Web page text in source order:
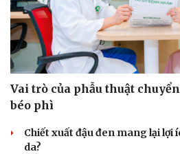
Vai trò của phẫu thuật
béo phì
Chiết xuất đậu đen mang lại lợi
da?